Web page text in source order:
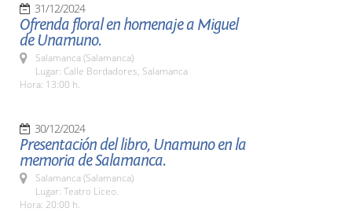
31/12/2024
Ofrenda floral en homenaje a Miguel
de Unamuno.
Salamanca (Salamanca)
Lugar: Calle Bordadores, Salamanca
Hora: 13:00 h.
30/12/2024
Presentación del libro, Unamuno en la
memoria de Salamanca.
Salamanca (Salamanca)
Lugar: Teatro Liceo.
Hora: 20:00 h.